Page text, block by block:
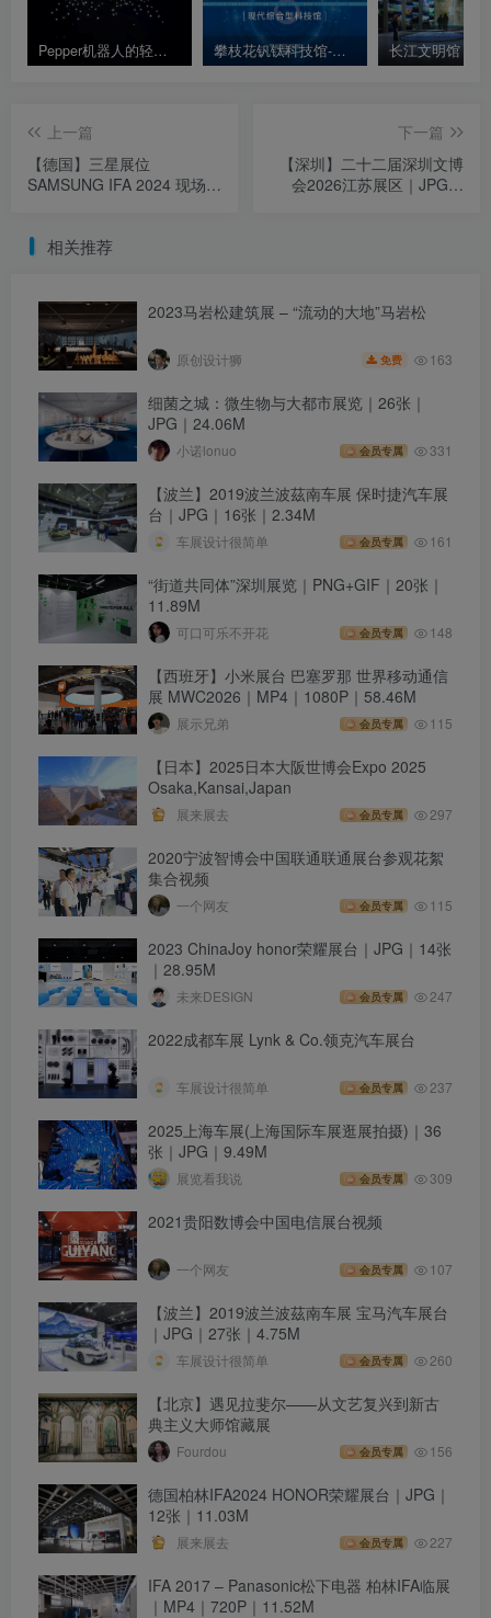
Pepper机器人的轻乐团音乐表演秀 TeamLab沉浸式表演 攀枝花钒钛科技馆-现代综合型科技馆 布展策划设计方案｜67页｜PDF｜45.49M
上一篇
【德国】三星展位
SAMSUNG IFA 2024 现场照
下一篇
【深圳】二十二届深圳文博
会2026江苏展区｜JPG｜
相关推荐
2023马岩松建筑展 – “流动的大地”马岩松
原创设计狮 免费 163
细菌之城：微生物与大都市展览｜26张｜
JPG｜24.06M
小诺lonuo 会员专属 331
【波兰】2019波兰波茲南车展 保时捷汽车展
台｜JPG｜16张｜2.34M
车展设计很简单 会员专属 161
“街道共同体”深圳展览｜PNG+GIF｜20张｜
11.89M
可口可乐不开花 会员专属 148
【西班牙】小米展台 巴塞罗那 世界移动通信
展 MWC2026｜MP4｜1080P｜58.46M
展示兄弟 会员专属 115
【日本】2025日本大阪世博会Expo 2025
Osaka,Kansai,Japan
展来展去 会员专属 297
2020宁波智博会中国联通联通展台参观花絮
集合视频
一个网友 会员专属 115
2023 ChinaJoy honor荣耀展台｜JPG｜14张
｜28.95M
未来DESIGN 会员专属 247
2022成都车展 Lynk & Co.领克汽车展台
车展设计很简单 会员专属 237
2025上海车展(上海国际车展逛展拍摄)｜36
张｜JPG｜9.49M
展览看我说 会员专属 309
2021贵阳数博会中国电信展台视频
一个网友 会员专属 107
【波兰】2019波兰波茲南车展 宝马汽车展台
｜JPG｜27张｜4.75M
车展设计很简单 会员专属 260
【北京】遇见拉斐尔——从文艺复兴到新古
典主义大师馆藏展
Fourdou 会员专属 156
德国柏林IFA2024 HONOR荣耀展台｜JPG｜
12张｜11.03M
展来展去 会员专属 227
IFA 2017 – Panasonic松下电器 柏林IFA临展
｜MP4｜720P｜11.52M